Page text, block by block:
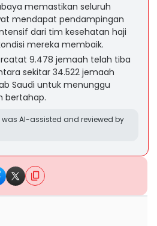
memastikan seluruh
mendapat pendampingan
dari tim kesehatan haji
mereka membaik.
9.478 jemaah telah tiba
sekitar 34.522 jemaah
Saudi untuk menunggu
bertahap.
AI-assisted and reviewed by